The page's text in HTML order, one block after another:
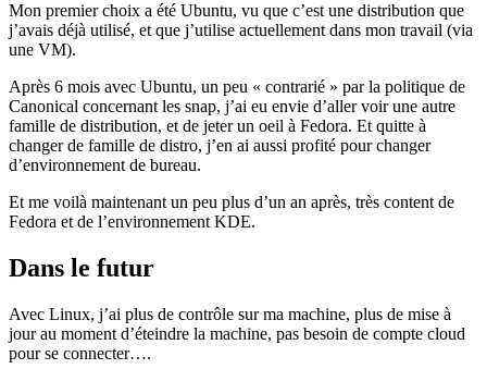
Mon premier choix a été Ubuntu, vu que c’est une distribution que
j’avais déjà utilisé, et que j’utilise actuellement dans mon travail (via
une VM).
Après 6 mois avec Ubuntu, un peu « contrarié » par la politique de
Canonical concernant les snap, j’ai eu envie d’aller voir une autre
famille de distribution, et de jeter un oeil à Fedora. Et quitte à
changer de famille de distro, j’en ai aussi profité pour changer
d’environnement de bureau.
Et me voilà maintenant un peu plus d’un an après, très content de
Fedora et de l’environnement KDE.
Dans le futur
Avec Linux, j’ai plus de contrôle sur ma machine, plus de mise à
jour au moment d’éteindre la machine, pas besoin de compte cloud
pour se connecter….